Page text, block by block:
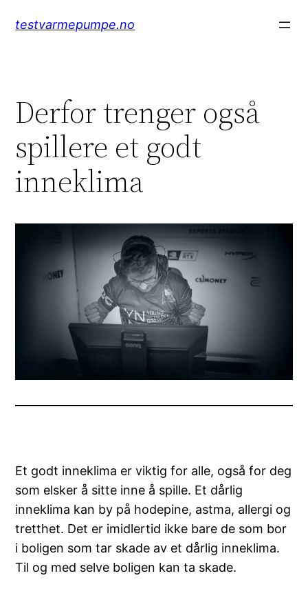
testvarmepumpe.no
Derfor trenger også
spillere et godt
inneklima
Et godt inneklima er viktig for alle, også for deg
som elsker å sitte inne å spille. Et dårlig
inneklima kan by på hodepine, astma, allergi og
tretthet. Det er imidlertid ikke bare de som bor
i boligen som tar skade av et dårlig inneklima.
Til og med selve boligen kan ta skade.